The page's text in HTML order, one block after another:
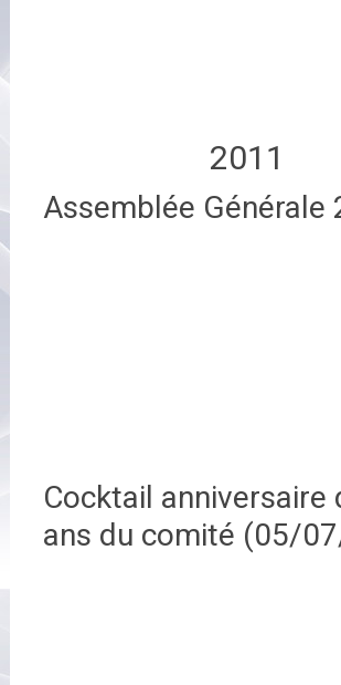
2011
Assemblée Générale
Cocktail anniversaire
ans du comité (05/